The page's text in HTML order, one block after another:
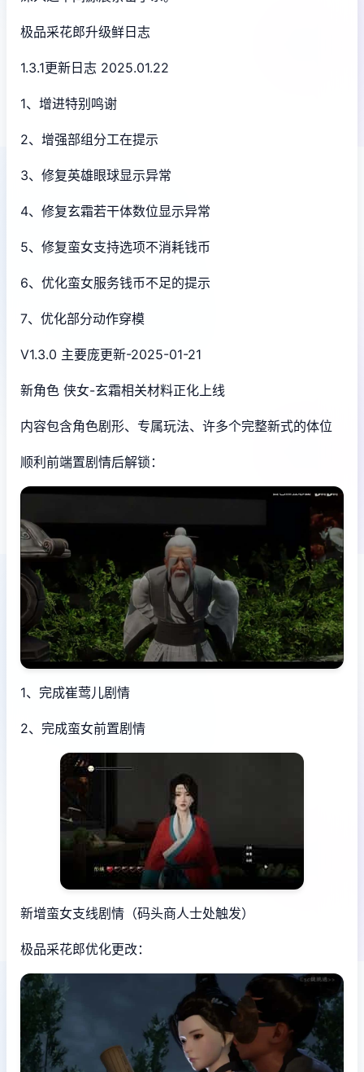
极品采花郎升级鲜日志
1.3.1更新日志 2025.01.22
1、增进特别鸣谢
2、增强部组分工在提示
3、修复英雄眼球显示异常
4、修复玄霜若干体数位显示异常
5、修复蛮女支持选项不消耗钱币
6、优化蛮女服务钱币不足的提示
7、优化部分动作穿模
V1.3.0 主要庞更新-2025-01-21
新角色 侠女-玄霜相关材料正化上线
内容包含角色剧形、专属玩法、许多个完整新式的体位
顺利前端置剧情后解锁：
1、完成崔莺儿剧情
2、完成蛮女前置剧情
新增蛮女支线剧情（码头商人士处触发）
极品采花郎优化更改：